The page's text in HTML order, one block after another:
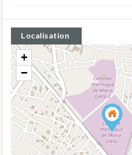
Localisation
+
−